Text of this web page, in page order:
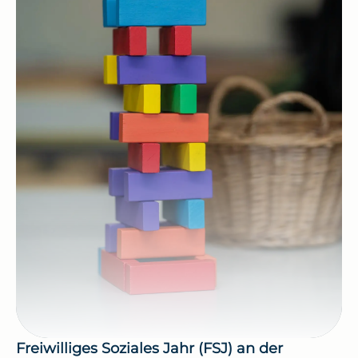
Freiwilliges Soziales Jahr (FSJ) an der